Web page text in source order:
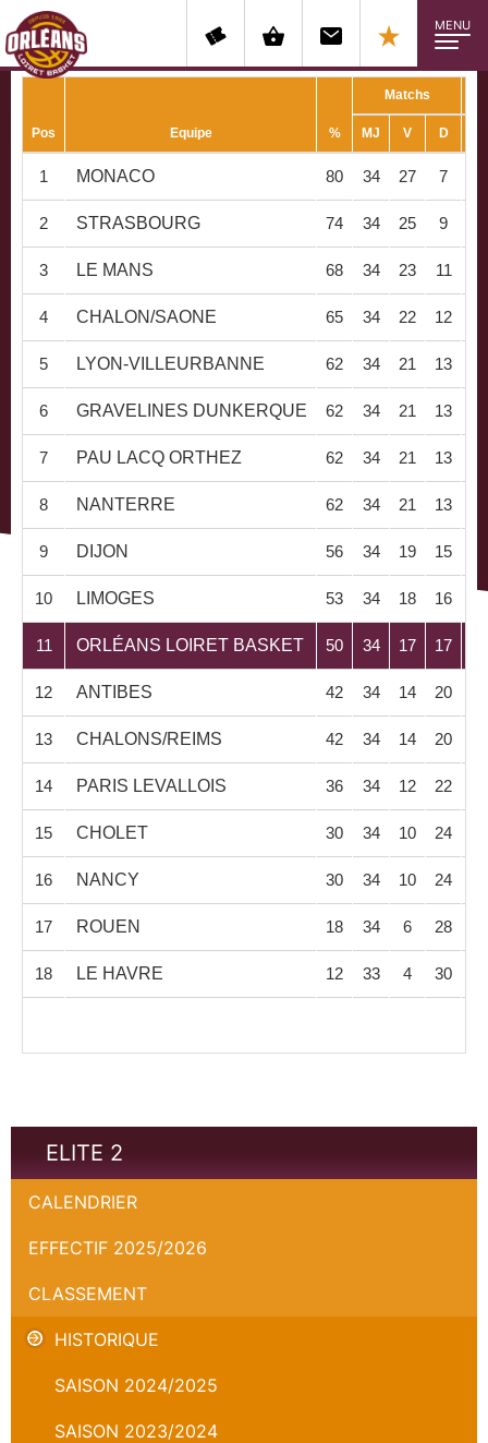
MENU
Pos Equipe %
Matchs
MJ V D
1 MONACO 80 34 27 7
2 STRASBOURG 74 34 25 9
3 LE MANS 68 34 23 11
4 CHALON/SAONE 65 34 22 12
5 LYON-VILLEURBANNE 62 34 21 13
6 GRAVELINES DUNKERQUE 62 34 21 13
7 PAU LACQ ORTHEZ 62 34 21 13
8 NANTERRE 62 34 21 13
9 DIJON 56 34 19 15
10 LIMOGES 53 34 18 16
11 ORLÉANS LOIRET BASKET 50 34 17 17
12 ANTIBES 42 34 14 20
13 CHALONS/REIMS 42 34 14 20
14 PARIS LEVALLOIS 36 34 12 22
15 CHOLET 30 34 10 24
16 NANCY 30 34 10 24
17 ROUEN 18 34 6 28
18 LE HAVRE 12 33 4 30
ELITE 2
CALENDRIER
EFFECTIF 2025/2026
CLASSEMENT
HISTORIQUE
SAISON 2024/2025
SAISON 2023/2024